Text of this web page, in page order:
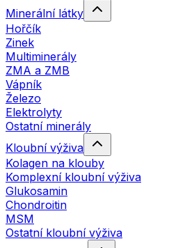
Minerální látky
Hořčík
Zinek
Multiminerály
ZMA a ZMB
Vápník
Železo
Elektrolyty
Ostatní minerály
Kloubní výživa
Kolagen na klouby
Komplexní kloubní výživa
Glukosamin
Chondroitin
MSM
Ostatní kloubní výživa